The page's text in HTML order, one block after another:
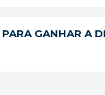
GANHAR A